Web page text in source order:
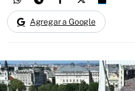
Agregar a Google